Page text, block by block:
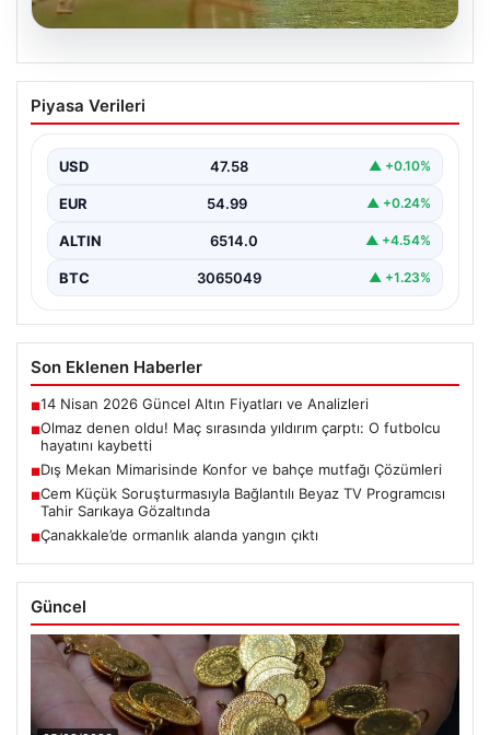
04.08.2026
Dış Mekan Mimarisinde Konfor ve
Belli ki açık hava sosyal alanlar, villaların en önemli
Piyasa Verileri
Son Eklenen Haberler
■14 Nisan 2026 Güncel Altın Fiyatları ve Analizleri
Olmaz denen oldu! Maç sırasında yıldırım çarptı: O futbolcu
hayatını kaybetti
■Dış Mekan Mimarisinde Konfor ve bahçe mutfağı Çözümleri
Cem Küçük Soruşturmasıyla Bağlantılı Beyaz TV Programcısı
Tahir Sarıkaya Gözaltında
■
Güncel